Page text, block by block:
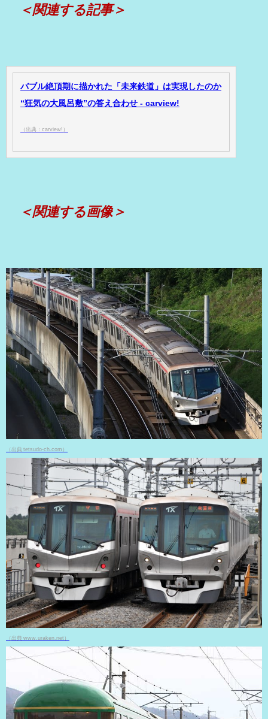
＜関連する記事＞
バブル絶頂期に描かれた「未来鉄道」は実現したのか
“狂気の大風呂敷”の答え合わせ - carview!
（出典：carview!）
＜関連する画像＞
（出典 tetsudo-ch.com）
（出典 www.uraken.net）